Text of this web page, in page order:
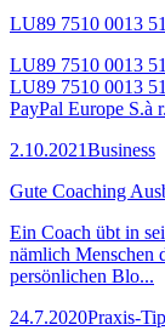
LU89 7510 0013
LU89 7510 0013
LU89 7510 0013
PayPal Europe S.à
2.10.2021Business
Gute Coaching
Ein Coach übt in
nämlich Menschen
persönlichen Blo...
24.7.2020Praxis-